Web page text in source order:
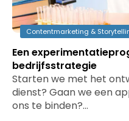
Contentmarketing &
Een
bedrijfsstrategie
Starten we met het
dienst? Gaan we een
ons te binden?…